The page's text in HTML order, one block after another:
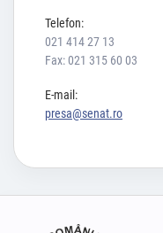
Telefon:
021 414 27 13
Fax: 021 315 60 03
E-mail:
presa@senat.ro